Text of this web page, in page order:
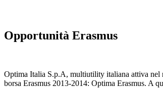
Opportunità Erasmus
Optima Italia S.p.A, multiutility italiana attiva nel
borsa Erasmus 2013-2014: Optima Erasmus. A